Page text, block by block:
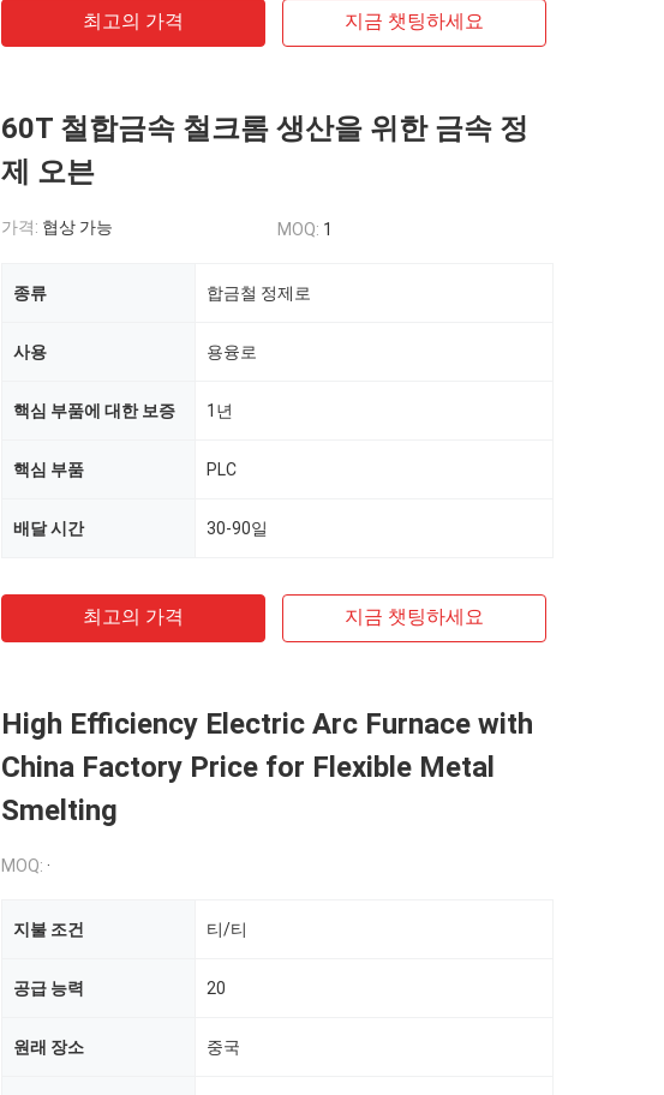
최고의 가격 지금 챗팅하세요
60T 철합금속 철크롬 생산을 위한 금속 정
제 오븐
가격: 협상 가능 MOQ: 1
종류 합금철 정제로
사용 용융로
핵심 부품에 대한 보증 1년
핵심 부품 PLC
배달 시간 30-90일
최고의 가격 지금 챗팅하세요
High Efficiency Electric Arc Furnace with
China Factory Price for Flexible Metal
Smelting
MOQ: ·
지불 조건 티/티
공급 능력 20
원래 장소 중국